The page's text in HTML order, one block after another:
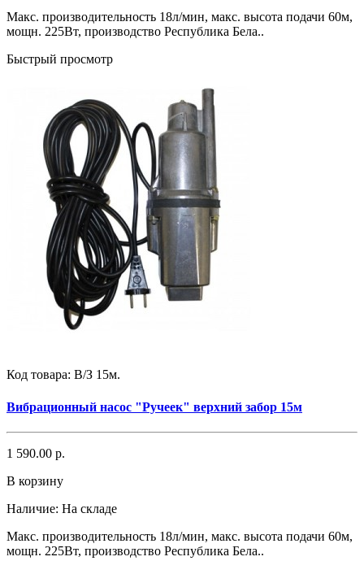
Макс. производительность 18л/мин, макс. высота подачи 60м,
мощн. 225Вт, производство Республика Бела..
Быстрый просмотр
Код товара: В/З 15м.
Вибрационный насос "Ручеек" верхний забор 15м
1 590.00 р.
В корзину
Наличие: На складе
Макс. производительность 18л/мин, макс. высота подачи 60м,
мощн. 225Вт, производство Республика Бела..